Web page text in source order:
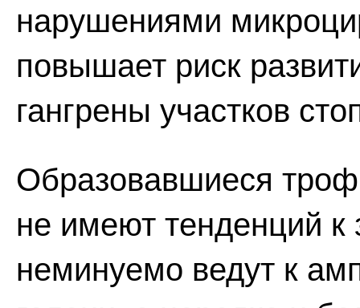
нарушениями
повышает риск
гангрены участков
Образовавшиеся
не имеют тенденций к
неминуемо ведут к